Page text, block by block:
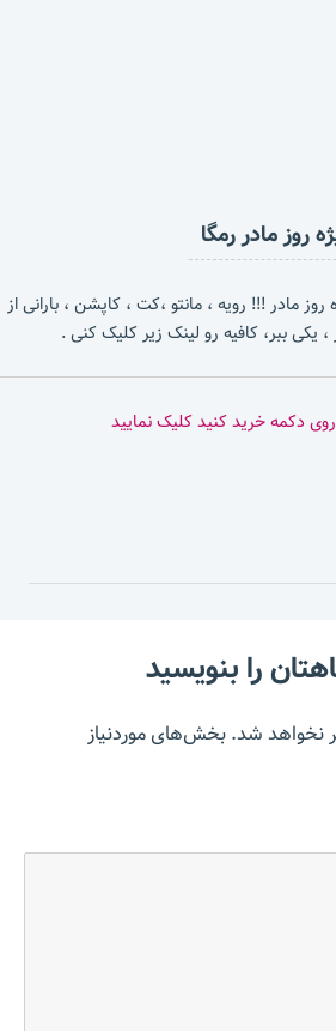
روز مادر رمگا
مادر !!! رویه ، مانتو ،کت ، کاپشن ، بارانی از
، یکی ببر، کافیه رو لینک زیر کلیک کنی .
دکمه خرید کنید کلیک نمایید
را بنویسید
نخواهد شد.بخش‌های موردنیاز